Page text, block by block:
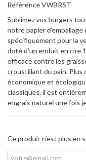
RéférenceVWBRST
Sublimez vos burgers
notre papier
spécifiquement pour la
doté d'un enduit en cire
efficace contre les
croustillant du pain. Plus
économique et
classiques, il est
engrais naturel une fois
Ce produit n'est plus en